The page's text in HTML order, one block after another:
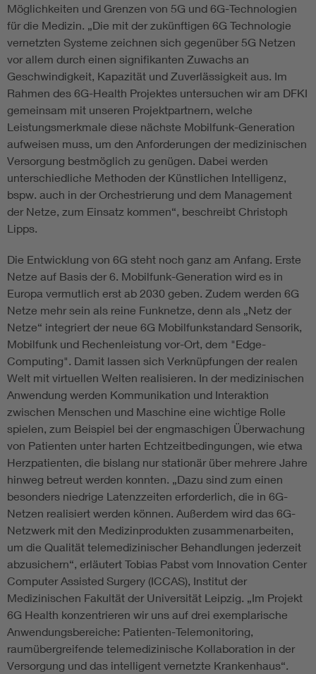
Möglichkeiten und Grenzen von 5G und 6G-Technologien
für die Medizin. „Die mit der zukünftigen 6G Technologie
vernetzten Systeme zeichnen sich gegenüber 5G Netzen
vor allem durch einen signifikanten Zuwachs an
Geschwindigkeit, Kapazität und Zuverlässigkeit aus. Im
Rahmen des 6G-Health Projektes untersuchen wir am DFKI
gemeinsam mit unseren Projektpartnern, welche
Leistungsmerkmale diese nächste Mobilfunk-Generation
aufweisen muss, um den Anforderungen der medizinischen
Versorgung bestmöglich zu genügen. Dabei werden
unterschiedliche Methoden der Künstlichen Intelligenz,
bspw. auch in der Orchestrierung und dem Management
der Netze, zum Einsatz kommen“, beschreibt Christoph
Lipps.
Die Entwicklung von 6G steht noch ganz am Anfang. Erste
Netze auf Basis der 6. Mobilfunk-Generation wird es in
Europa vermutlich erst ab 2030 geben. Zudem werden 6G
Netze mehr sein als reine Funknetze, denn als „Netz der
Netze“ integriert der neue 6G Mobilfunkstandard Sensorik,
Mobilfunk und Rechenleistung vor-Ort, dem "Edge-
Computing". Damit lassen sich Verknüpfungen der realen
Welt mit virtuellen Welten realisieren. In der medizinischen
Anwendung werden Kommunikation und Interaktion
zwischen Menschen und Maschine eine wichtige Rolle
spielen, zum Beispiel bei der engmaschigen Überwachung
von Patienten unter harten Echtzeitbedingungen, wie etwa
Herzpatienten, die bislang nur stationär über mehrere Jahre
hinweg betreut werden konnten. „Dazu sind zum einen
besonders niedrige Latenzzeiten erforderlich, die in 6G-
Netzen realisiert werden können. Außerdem wird das 6G-
Netzwerk mit den Medizinprodukten zusammenarbeiten,
um die Qualität telemedizinischer Behandlungen jederzeit
abzusichern“, erläutert Tobias Pabst vom Innovation Center
Computer Assisted Surgery (ICCAS), Institut der
Medizinischen Fakultät der Universität Leipzig. „Im Projekt
6G Health konzentrieren wir uns auf drei exemplarische
Anwendungsbereiche: Patienten-Telemonitoring,
raumübergreifende telemedizinische Kollaboration in der
Versorgung und das intelligent vernetzte Krankenhaus“.